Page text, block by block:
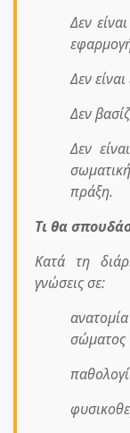
Δεν
Δεν
Δεν
Δεν
πράξη.
Τι θα
Κατά τη
γνώσεις σε:
σώματος